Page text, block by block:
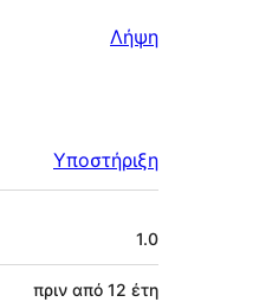
Λήψη
Υποστήριξη
1.0
πριν από 12 έτη